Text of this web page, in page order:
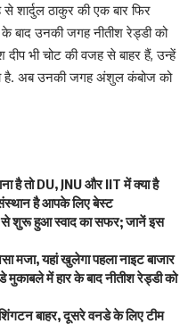
शार्दुल ठाकुर की एक बार फिर
बाद उनकी जगह नीतीश रेड्डी को
दीप भी चोट की वजह से बाहर हैं, उन्हें
है. अब उनकी जगह अंशुल कंबोज को
है तो DU, JNU और IIT में क्या है
है आपके लिए बेस्ट
से शुरू हुआ स्वाद का सफर; जानें इस
मजा, यहां खुलेगा पहला नाइट बाजार
में हार के बाद नीतीश रेड्डी को
बाहर, दूसरे वनडे के लिए टीम